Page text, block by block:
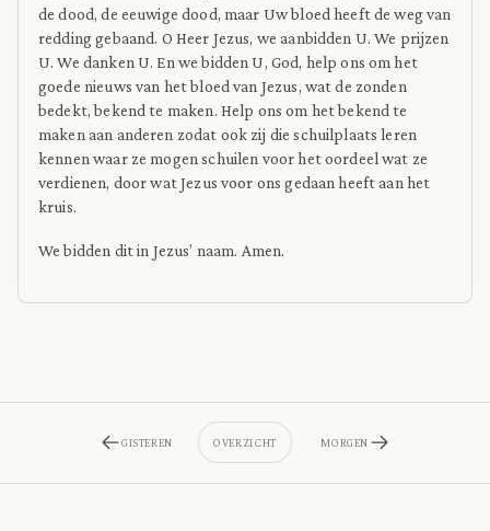
de dood, de eeuwige dood, maar Uw bloed heeft de weg van
redding gebaand. O Heer Jezus, we aanbidden U. We prijzen
U. We danken U. En we bidden U, God, help ons om het
goede nieuws van het bloed van Jezus, wat de zonden
bedekt, bekend te maken. Help ons om het bekend te
maken aan anderen zodat ook zij die schuilplaats leren
kennen waar ze mogen schuilen voor het oordeel wat ze
verdienen, door wat Jezus voor ons gedaan heeft aan het
kruis.
We bidden dit in Jezus’ naam. Amen.
GISTEREN OVERZICHT MORGEN